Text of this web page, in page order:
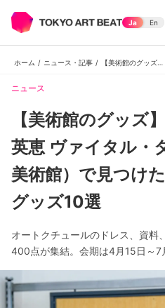
Ja En
ホーム / ニュース・記事 /
ニュース
【美術館のグッ
英恵 ヴァイタル・
美術館）で見つけ
グッズ10選
オートクチュールのドレス、資料
400点が集結。会期は4月15日～7